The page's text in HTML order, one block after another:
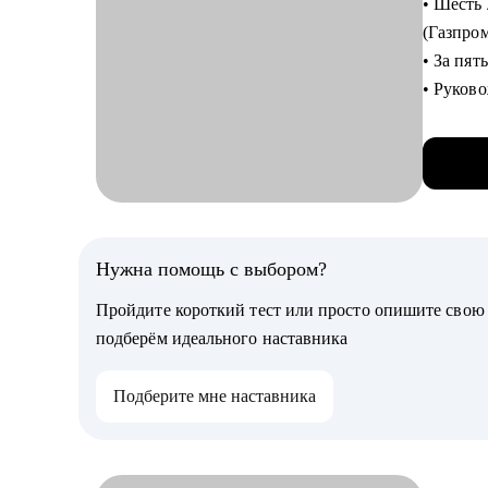
•
•
• Шесть
• За
•
• За
•
•
Нужна помощь с выбором?
Пройдите короткий тест или просто опишите
подберём идеального наставника
Подберите мне наставника